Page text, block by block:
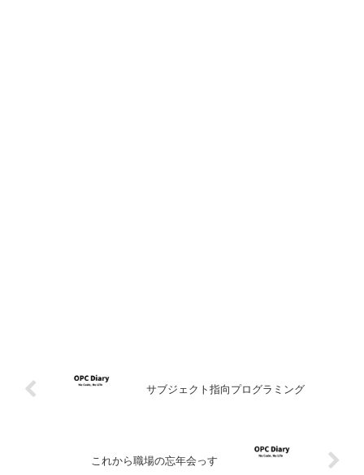
サブジェクト指向プログラミング
これから職場の忘年会っす